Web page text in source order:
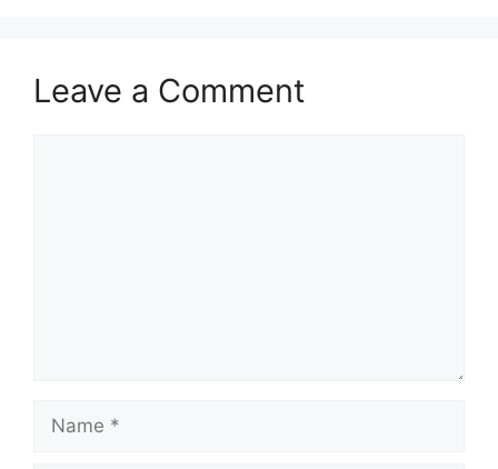
Leave a Comment